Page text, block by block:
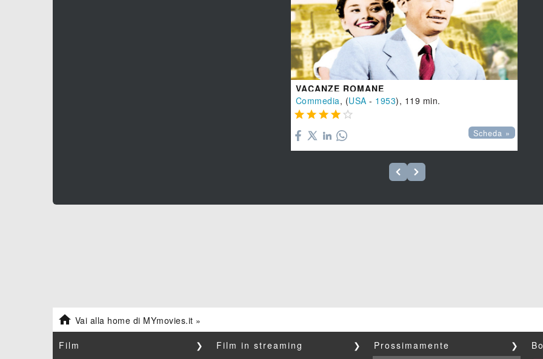
VACANZE ROMANE
Commedia, (USA - 1953), 119 min.
    
Scheda »
 Vai alla home di MYmovies.it »
Film ❯ Film in streaming ❯ Prossimamente ❯